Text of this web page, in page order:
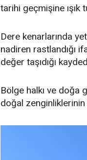
tarihi geçmişine ışık
Dere kenarlarında
nadiren rastlandığı
değer taşıdığı
Bölge halkı ve doğa
doğal zenginliklerinin